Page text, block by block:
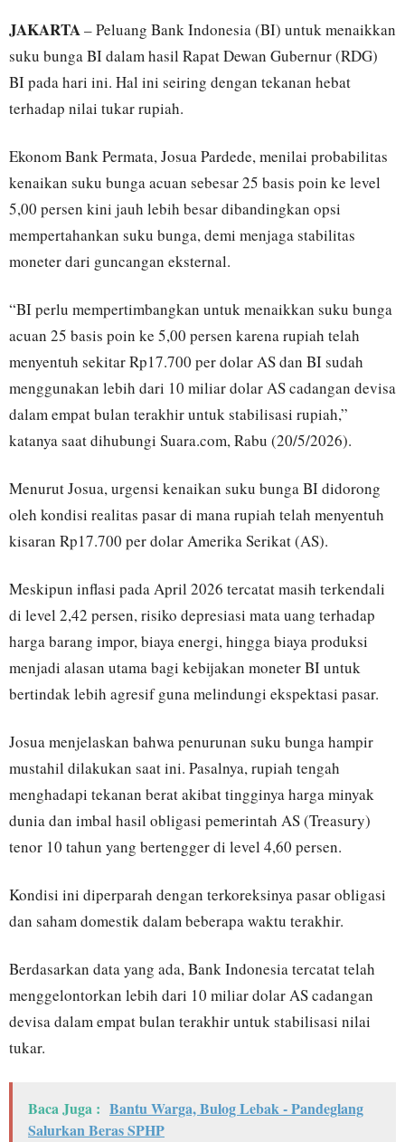
JAKARTA– Peluang Bank Indonesia (BI) untuk menaikkan
suku bunga BI dalam hasil Rapat Dewan Gubernur (RDG)
BI pada hari ini. Hal ini seiring dengan tekanan hebat
terhadap nilai tukar rupiah.
Ekonom Bank Permata, Josua Pardede, menilai probabilitas
kenaikan suku bunga acuan sebesar 25 basis poin ke level
5,00 persen kini jauh lebih besar dibandingkan opsi
mempertahankan suku bunga, demi menjaga stabilitas
moneter dari guncangan eksternal.
“BI perlu mempertimbangkan untuk menaikkan suku bunga
acuan 25 basis poin ke 5,00 persen karena rupiah telah
menyentuh sekitar Rp17.700 per dolar AS dan BI sudah
menggunakan lebih dari 10 miliar dolar AS cadangan devisa
dalam empat bulan terakhir untuk stabilisasi rupiah,”
katanya saat dihubungi Suara.com, Rabu (20/5/2026).
Menurut Josua, urgensi kenaikan suku bunga BI didorong
oleh kondisi realitas pasar di mana rupiah telah menyentuh
kisaran Rp17.700 per dolar Amerika Serikat (AS).
Meskipun inflasi pada April 2026 tercatat masih terkendali
di level 2,42 persen, risiko depresiasi mata uang terhadap
harga barang impor, biaya energi, hingga biaya produksi
menjadi alasan utama bagi kebijakan moneter BI untuk
bertindak lebih agresif guna melindungi ekspektasi pasar.
Josua menjelaskan bahwa penurunan suku bunga hampir
mustahil dilakukan saat ini. Pasalnya, rupiah tengah
menghadapi tekanan berat akibat tingginya harga minyak
dunia dan imbal hasil obligasi pemerintah AS (Treasury)
tenor 10 tahun yang bertengger di level 4,60 persen.
Kondisi ini diperparah dengan terkoreksinya pasar obligasi
dan saham domestik dalam beberapa waktu terakhir.
Berdasarkan data yang ada, Bank Indonesia tercatat telah
menggelontorkan lebih dari 10 miliar dolar AS cadangan
devisa dalam empat bulan terakhir untuk stabilisasi nilai
tukar.
Baca Juga : Bantu Warga, Bulog Lebak - Pandeglang
Salurkan Beras SPHP